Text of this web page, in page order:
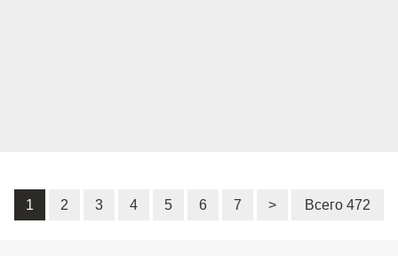
1 2 3 4 5 6 7 > Всего 472